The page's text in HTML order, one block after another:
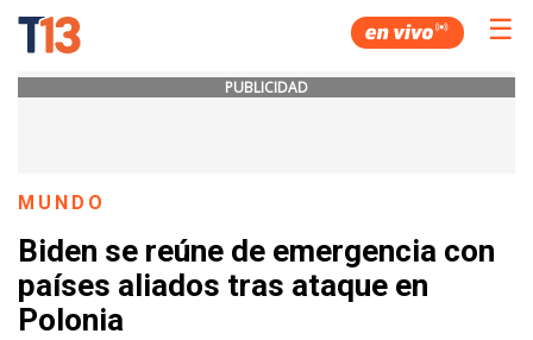
☰
PUBLICIDAD
MUNDO
Biden se reúne de emergencia con
países aliados tras ataque en
Polonia